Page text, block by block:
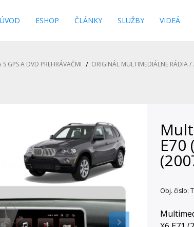
ÚVOD ESHOP ČLÁNKY SLUŽBY VIDEÁ
GPS A DVD PREHRÁVAČMI ORIGINÁL MULTIMEDIÁLNE RÁDIA /
E70
Obj. čislo: